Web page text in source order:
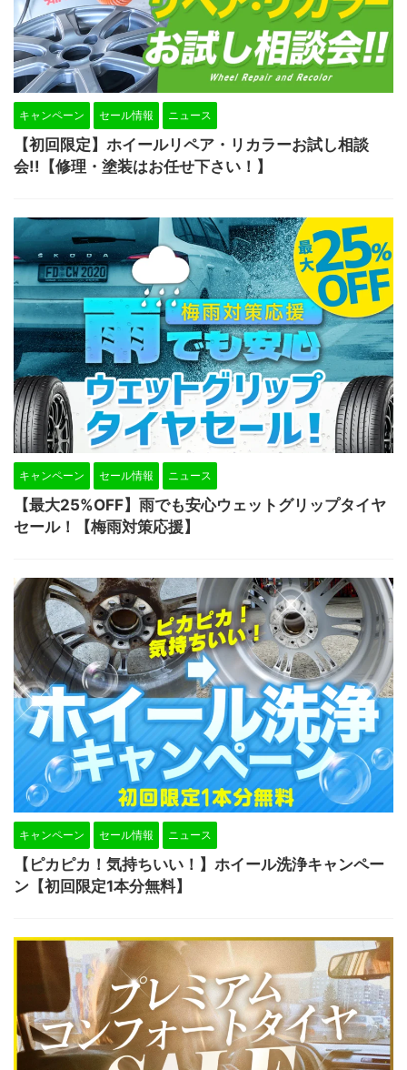
キャンペーン セール情報 ニュース
【初回限定】ホイールリペア・リカラーお試し相談
会!!【修理・塗装はお任せ下さい！】
キャンペーン セール情報 ニュース
【最大25%OFF】雨でも安心ウェットグリップタイヤ
セール！【梅雨対策応援】
キャンペーン セール情報 ニュース
【ピカピカ！気持ちいい！】ホイール洗浄キャンペー
ン【初回限定1本分無料】